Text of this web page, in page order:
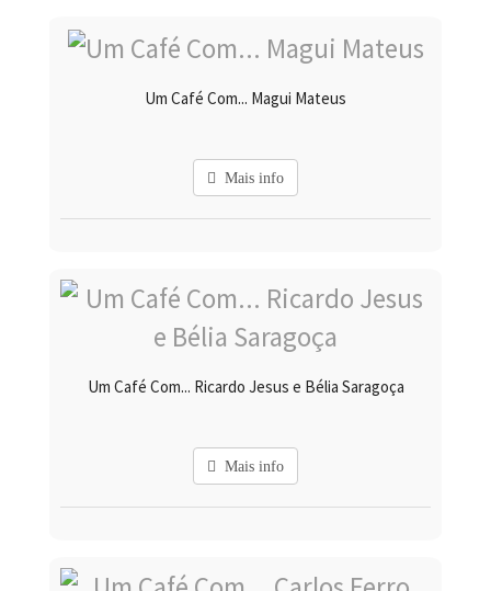
Um Café Com... Magui Mateus
Mais info
Um Café Com... Ricardo Jesus e Bélia Saragoça
Mais info